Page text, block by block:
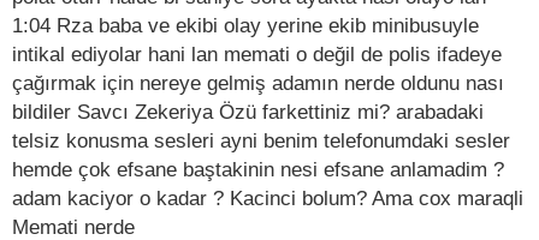
1:04 Rza baba ve ekibi olay yerine ekib minibusuyle
intikal ediyolar hani lan memati o değil de polis ifadeye
çağırmak için nereye gelmiş adamın nerde oldunu nası
bildiler Savcı Zekeriya Özü farkettiniz mi? arabadaki
telsiz konusma sesleri ayni benim telefonumdaki sesler
hemde çok efsane baştakinin nesi efsane anlamadim ?
adam kaciyor o kadar ? Kacinci bolum? Ama cox maraqli
Memati nerde